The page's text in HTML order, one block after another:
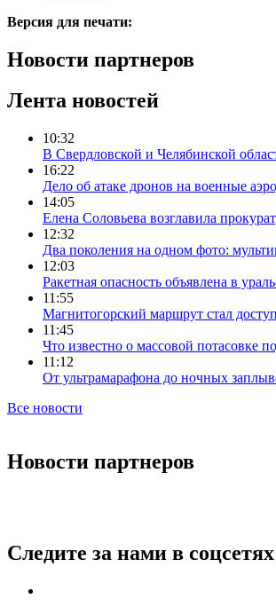
Версия для печати:
Новости партнеров
Лента новостей
10:32
В Свердловской и Челябинской
16:22
Дело об атаке дронов на военные
14:05
Елена Соловьева возглавила
12:32
Два поколения на одном фото:
12:03
Ракетная опасность объявлена в
11:55
Магнитогорский маршрут стал
11:45
Что известно о массовой потасовке
11:12
От ультрамарафона до ночных
Все новости
Новости партнеров
Следите за нами в